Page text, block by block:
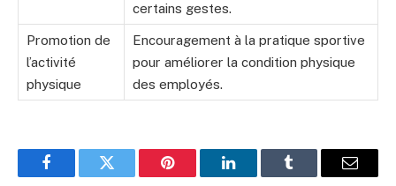
certains gestes.
Promotion de
l’activité
physique
Encouragement à la pratique sportive
pour améliorer la condition physique
des employés.
FacebookTwitter Pinterest LinkedInTumblr Email